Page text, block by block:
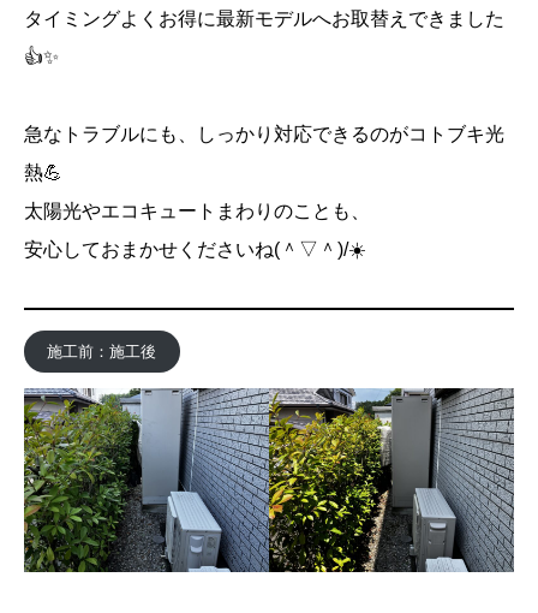
タイミングよくお得に最新モデルへお取替えできました
👍✨
急なトラブルにも、しっかり対応できるのがコトブキ光
熱💪
太陽光やエコキュートまわりのことも、
安心しておまかせくださいね(＾▽＾)/☀️
施工前：施工後